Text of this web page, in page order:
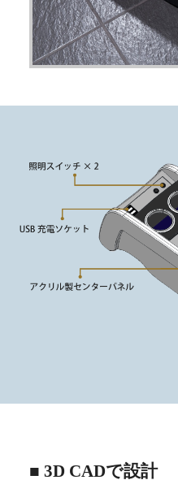
■ 3D CADで設計